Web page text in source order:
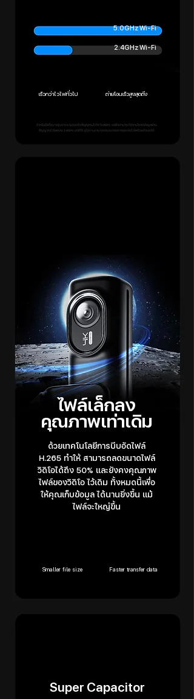
5.0GHz Wi-Fi
2.4GHz Wi-Fi
เร็วกว่าไวไฟทั่วไป ถ่ายโอนเร็วสูงสุดถึง
ไฟล์เล็กลง
คุณภาพเท่าเดิม
ด้วยเทคโนโลยีการบีบอัดไฟล์
H.265 ทำให้ สามารถลดขนาดไฟล์
วิดิโอได้ถึง 50% และยังคงคุณภาพ
ไฟล์ของวิดิโอ ไว้เดิม ทั้งหมดนี้เพื่อ
ให้คุณเก็บข้อมูล ได้นานยิ่งขึ้น แม้
ไฟล์จะใหญ่ขึ้น
Smaller file size
Super Capacitor
Faster transfer data